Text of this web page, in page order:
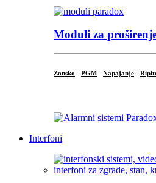
Moduli za
Zonsko - PGM - Napajanje -
Interfoni